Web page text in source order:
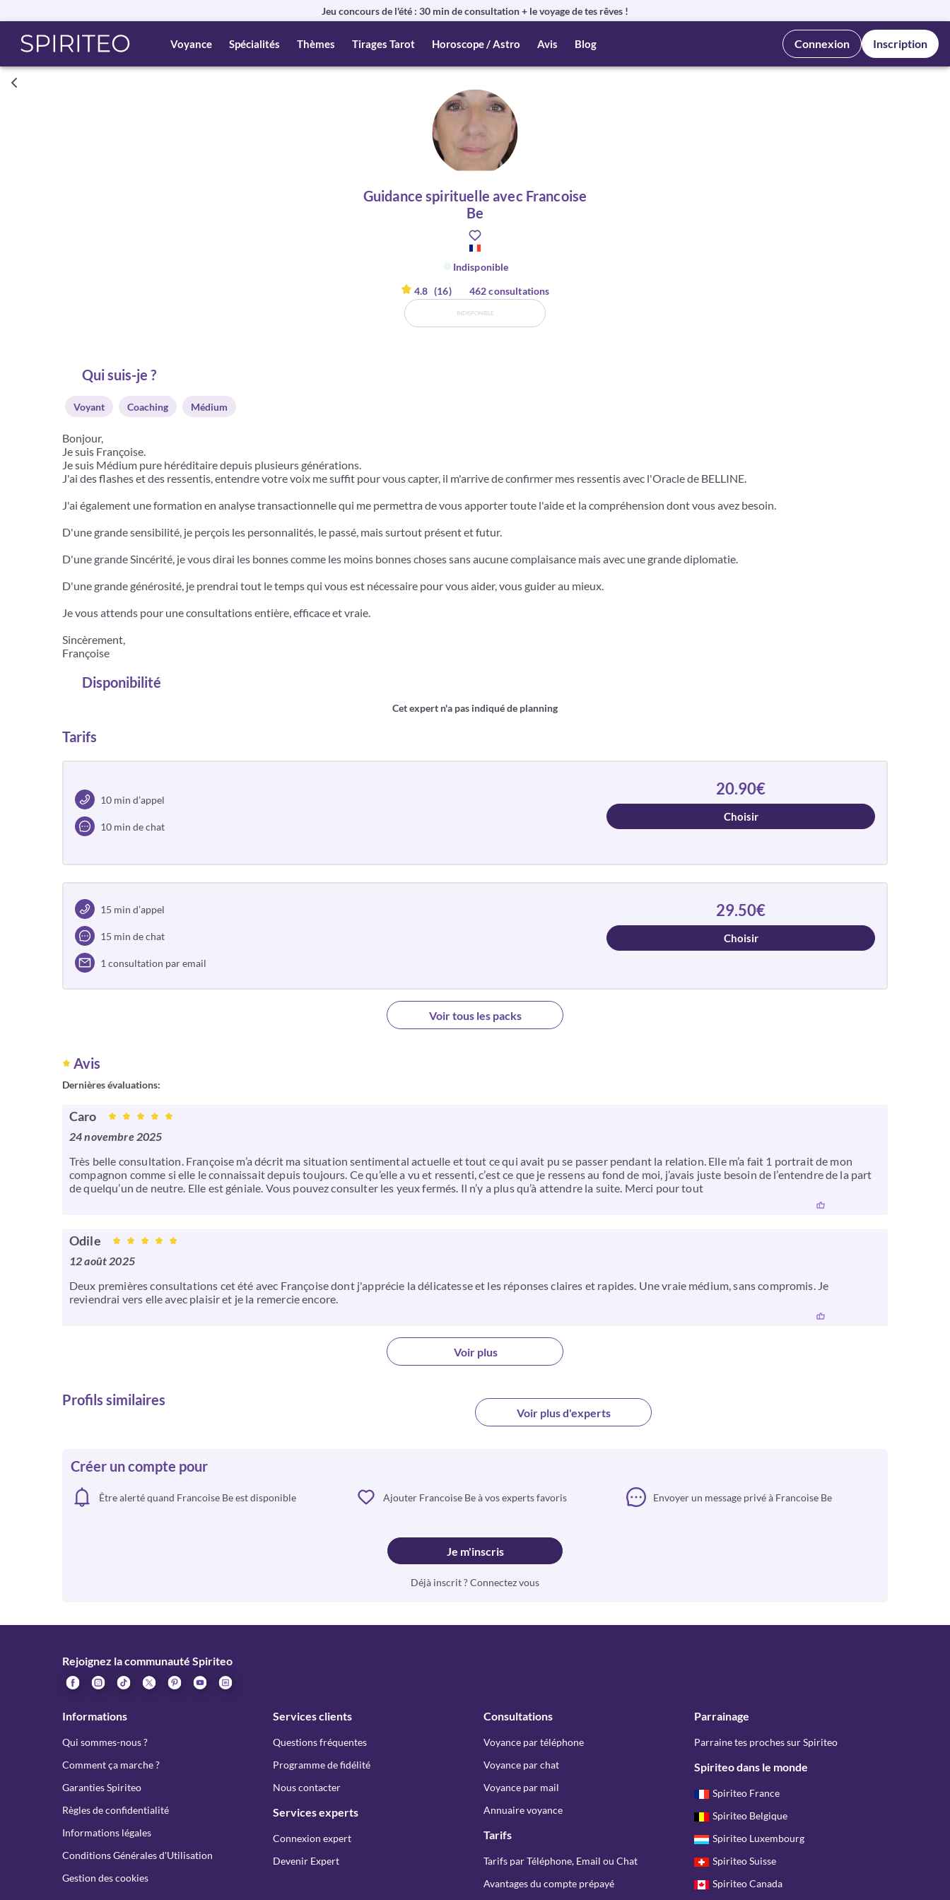
Jeu concours de l'été : 30 min de consultation + le voyage de tes rêves !
Voyance Spécialités Thèmes Tirages Tarot Horoscope / Astro Avis Blog Connexion Inscription
Guidance spirituelle avec Francoise
Be
Indisponible
4.8 (16) 462 consultations
INDISPONIBLE
Qui suis-je ?
Voyant Coaching Médium
Bonjour,
Je suis Françoise.
Je suis Médium pure héréditaire depuis plusieurs générations.
J'ai des flashes et des ressentis, entendre votre voix me suffit pour vous capter, il m'arrive de confirmer mes ressentis avec l'Oracle de BELLINE.
J'ai également une formation en analyse transactionnelle qui me permettra de vous apporter toute l'aide et la compréhension dont vous avez besoin.
D'une grande sensibilité, je perçois les personnalités, le passé, mais surtout présent et futur.
D'une grande Sincérité, je vous dirai les bonnes comme les moins bonnes choses sans aucune complaisance mais avec une grande diplomatie.
D'une grande générosité, je prendrai tout le temps qui vous est nécessaire pour vous aider, vous guider au mieux.
Je vous attends pour une consultations entière, efficace et vraie.
Sincèrement,
Françoise
Disponibilité
Cet expert n'a pas indiqué de planning
Tarifs
10 min d’appel
10 min de chat
20.90€
Choisir
15 min d’appel
15 min de chat
1 consultation par email
29.50€
Choisir
Voir tous les packs
Avis
Dernières évaluations:
Caro
24 novembre 2025
Très belle consultation. Françoise m’a décrit ma situation sentimental actuelle et tout ce qui avait pu se passer pendant la relation. Elle m’a fait 1 portrait de mon
compagnon comme si elle le connaissait depuis toujours. Ce qu’elle a vu et ressenti, c’est ce que je ressens au fond de moi, j’avais juste besoin de l’entendre de la part
de quelqu’un de neutre. Elle est géniale. Vous pouvez consulter les yeux fermés. Il n’y a plus qu’à attendre la suite. Merci pour tout
Odile
12 août 2025
Deux premières consultations cet été avec Françoise dont j'apprécie la délicatesse et les réponses claires et rapides. Une vraie médium, sans compromis. Je
reviendrai vers elle avec plaisir et je la remercie encore.
Voir plus
Profils similaires
Voir plus d'experts
Créer un compte pour
Être alerté quand Francoise Be est disponible Ajouter Francoise Be à vos experts favoris Envoyer un message privé à Francoise Be
Je m'inscris
Déjà inscrit ? Connectez vous
Rejoignez la communauté Spiriteo
Informations
Qui sommes-nous ?
Comment ça marche ?
Garanties Spiriteo
Règles de confidentialité
Informations légales
Conditions Générales d'Utilisation
Gestion des cookies
Services clients
Questions fréquentes
Programme de fidélité
Nous contacter
Services experts
Connexion expert
Devenir Expert
Consultations
Voyance par téléphone
Voyance par chat
Voyance par mail
Annuaire voyance
Tarifs
Tarifs par Téléphone, Email ou Chat
Avantages du compte prépayé
Parrainage
Parraine tes proches sur Spiriteo
Spiriteo dans le monde
Spiriteo France
Spiriteo Belgique
Spiriteo Luxembourg
Spiriteo Suisse
Spiriteo Canada